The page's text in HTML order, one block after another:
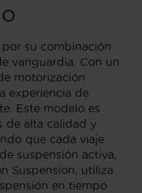
su combinación
vanguardia. Con un
motorización
experiencia de
Este modelo es
de alta calidad y
que cada viaje
suspensión activa,
Suspension, utiliza
en tiempo